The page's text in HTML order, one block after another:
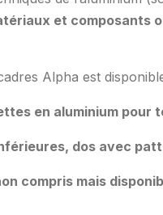
et composants
Alpha est
en aluminium pour
dos avec
compris mais